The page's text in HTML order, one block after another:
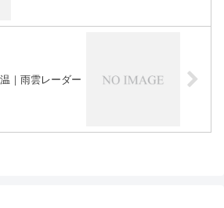
｜雨雲レーダー